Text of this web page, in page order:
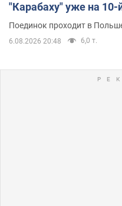
"Карабаху" уже на
Поединок проходит в
6.08.2026 20:48 6,0 т.